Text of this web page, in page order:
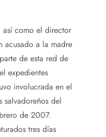
así como el director
acusado a la madre
de esta red de
expedientes
involucrada en el
salvadoreños del
de 2007.
tres días